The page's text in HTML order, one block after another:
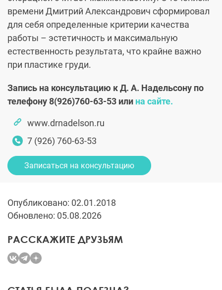
времени Дмитрий Александрович сформировал
для себя определенные критерии качества
работы – эстетичность и максимальную
естественность результата, что крайне важно
при пластике груди.
Запись на консультацию к Д. А. Надельсону по
телефону8(926)760-63-53 или на сайте.
www.drnadelson.ru
7 (926) 760-63-53
Записаться на консультацию
Опубликовано: 02.01.2018
Обновлено: 05.08.2026
РАССКАЖИТЕ ДРУЗЬЯМ